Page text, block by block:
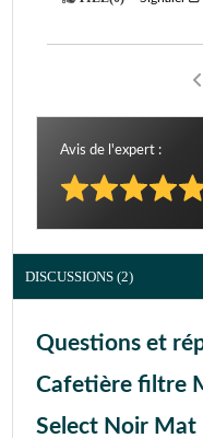
Avis de l'expert :
DISCUSSIONS (2)
Questions et
Cafetière filtre
Select Noir Mat